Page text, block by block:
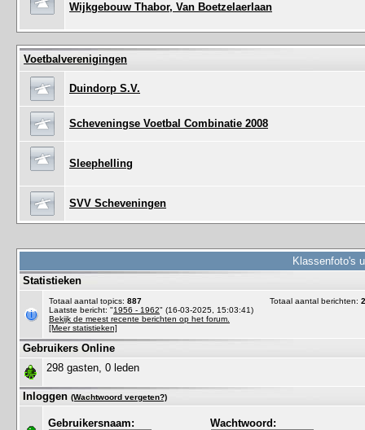
Wijkgebouw Thabor, Van Boetzelaerlaan
Voetbalverenigingen
Duindorp S.V.
Scheveningse Voetbal Combinatie 2008
Sleephelling
SVV Scheveningen
Klassenfoto's
Statistieken
Totaal aantal topics: 887 Totaal aantal berichten:
Laatste bericht: "1956 - 1962" (16-03-2025, 15:03:41)
Bekijk de meest recente berichten op het forum.
[Meer statistieken]
Gebruikers Online
298 gasten, 0 leden
Inloggen (Wachtwoord vergeten?)
Gebruikersnaam: Wachtwoord: